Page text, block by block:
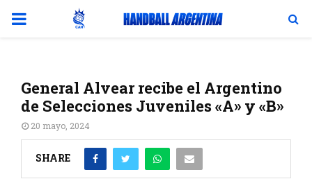
PRIMARY
General Alvear recibe el Argentino
de Selecciones Juveniles «A» y «B»
20 mayo, 2024
SHARE